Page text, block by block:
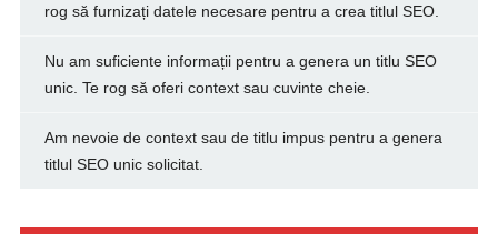
rog să furnizați datele necesare pentru a crea titlul SEO.
Nu am suficiente informații pentru a genera un titlu SEO
unic. Te rog să oferi context sau cuvinte cheie.
Am nevoie de context sau de titlu impus pentru a genera
titlul SEO unic solicitat.